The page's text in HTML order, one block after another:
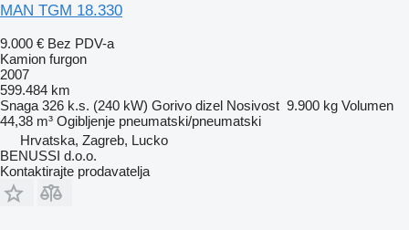
MAN TGM 18.330
9.000 € Bez PDV-a
Kamion furgon
2007
599.484 km
Snaga 326 k.s. (240 kW) Gorivo dizel Nosivost 9.900 kg Volumen
44,38 m³ Ogibljenje pneumatski/pneumatski
Hrvatska, Zagreb, Lucko
BENUSSI d.o.o.
Kontaktirajte prodavatelja